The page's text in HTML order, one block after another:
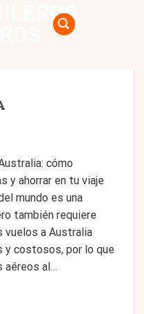
cómo
y ahorrar en tu viaje
mundo es una
también requiere
vuelos a Australia
y costosos, por lo que
aéreos al…